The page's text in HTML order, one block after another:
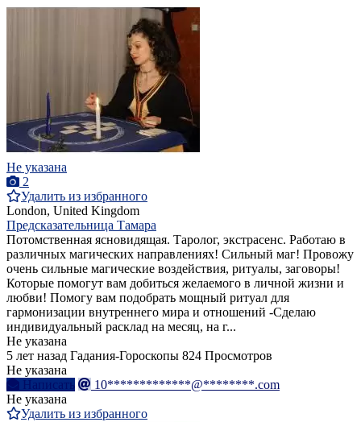
Не указана
2
Удалить из избранного
London, United Kingdom
Предсказательница Тамара
Потомственная ясновидящая. Таролог, экстрасенс. Работаю в
различных магических направлениях! Сильный маг! Провожу
очень сильные магические воздействия, ритуалы, заговоры!
Которые помогут вам добиться желаемого в личной жизни и
любви! Помогу вам подобрать мощный ритуал для
гармонизации внутреннего мира и отношений -Сделаю
индивидуальный расклад на месяц, на г...
Не указана
5 лет назад Гадания-Гороскопы 824 Просмотров
Не указана
Написать
10*************@********.com
Не указана
Удалить из избранного